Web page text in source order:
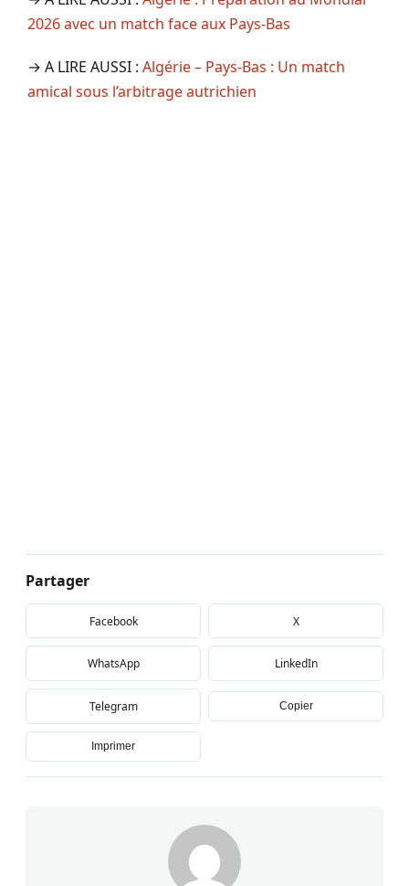
2026 avec un match face aux Pays-Bas
→ A LIRE AUSSI : Algérie – Pays-Bas : Un match
amical sous l’arbitrage autrichien
Partager
Facebook X
WhatsApp LinkedIn
Telegram Copier
Imprimer